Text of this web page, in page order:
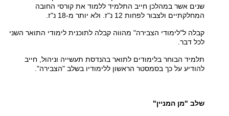
שנים אשר במהלכן חייב התלמיד ללמוד את קורסי החובה
המחלקתיים ולצבור לפחות 12 נ"ז. ולא יותר מ-18 נ"ז.
קבלה ל"לימודי הצבירה" מהווה קבלה לתוכנית לימודי התואר השני
לכל דבר.
תלמיד הבוחר בלימודים לתואר בהנדסת תעשייה וניהול, חייב
להודיע על כך בסמסטר הראשון ללימודיו בשלב "הצבירה".
שלב "מן המניין"